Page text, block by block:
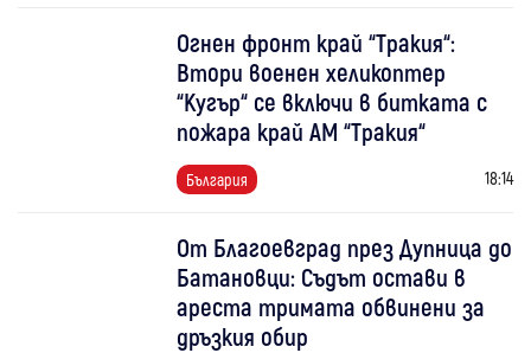
Огнен фронт край “Тракия“:
Втори военен хеликоптер
“Кугър“ се включи в битката с
пожара край АМ “Тракия“
България 18:14
От Благоевград през Дупница до
Батановци: Съдът остави в
ареста тримата обвинени за
дръзкия обир